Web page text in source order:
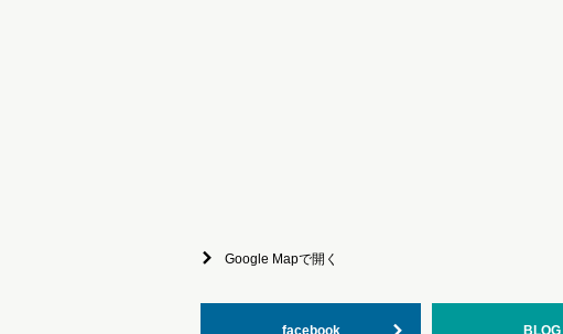
Google Mapで開く
facebook BLOG